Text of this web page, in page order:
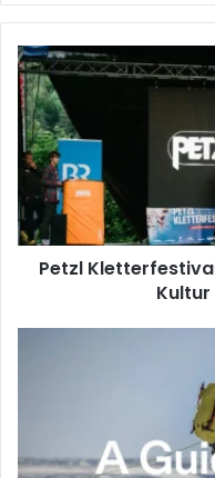
Petzl
Kletterfestival
2026
–
Vier
Tage
Klettern,
Kultur
&
Community
Petzl
Wenn